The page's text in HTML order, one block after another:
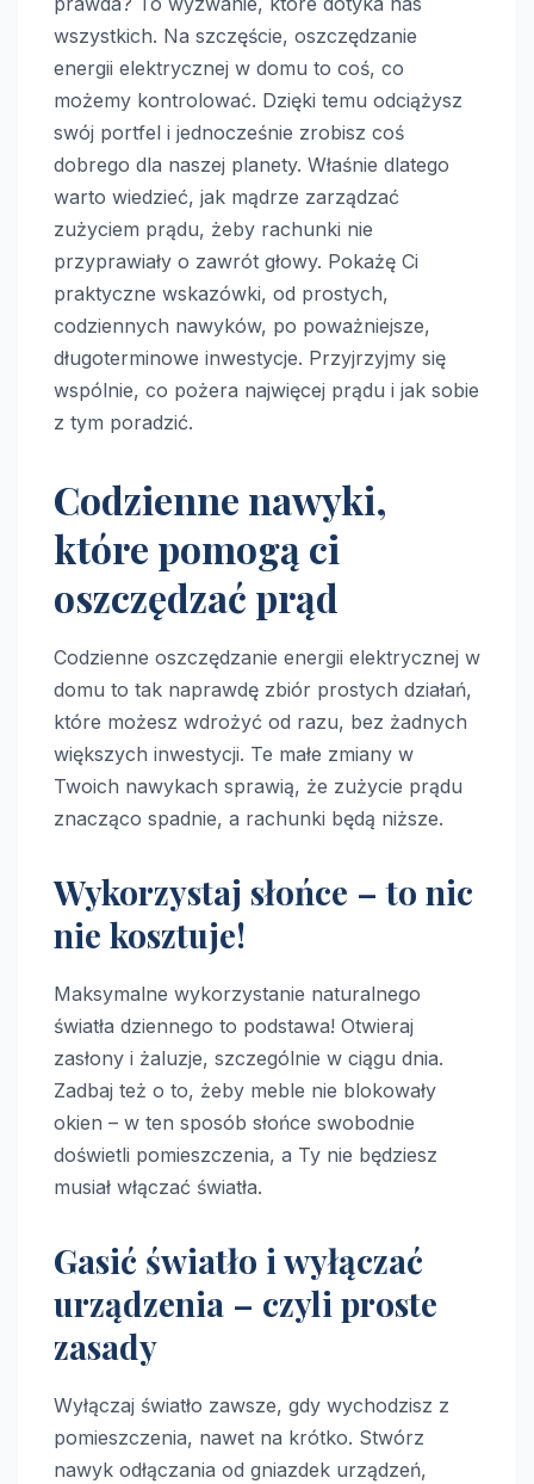
wszystkich. Na szczęście, oszczędzanie
energii elektrycznej w domu to coś, co
możemy kontrolować. Dzięki temu odciążysz
swój portfel i jednocześnie zrobisz coś
dobrego dla naszej planety. Właśnie dlatego
warto wiedzieć, jak mądrze zarządzać
zużyciem prądu, żeby rachunki nie
przyprawiały o zawrót głowy. Pokażę Ci
praktyczne wskazówki, od prostych,
codziennych nawyków, po poważniejsze,
długoterminowe inwestycje. Przyjrzyjmy się
wspólnie, co pożera najwięcej prądu i jak sobie
z tym poradzić.
Codzienne nawyki,
które pomogą ci
oszczędzać prąd
Codzienne oszczędzanie energii elektrycznej w
domu to tak naprawdę zbiór prostych działań,
które możesz wdrożyć od razu, bez żadnych
większych inwestycji. Te małe zmiany w
Twoich nawykach sprawią, że zużycie prądu
znacząco spadnie, a rachunki będą niższe.
Wykorzystaj słońce – to nic
nie kosztuje!
Maksymalne wykorzystanie naturalnego
światła dziennego to podstawa! Otwieraj
zasłony i żaluzje, szczególnie w ciągu dnia.
Zadbaj też o to, żeby meble nie blokowały
okien – w ten sposób słońce swobodnie
doświetli pomieszczenia, a Ty nie będziesz
musiał włączać światła.
Gasić światło i wyłączać
urządzenia – czyli proste
zasady
Wyłączaj światło zawsze, gdy wychodzisz z
pomieszczenia, nawet na krótko. Stwórz
nawyk odłączania od gniazdek urządzeń,